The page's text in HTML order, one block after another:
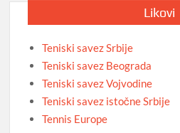
Likovi
Teniski savez Srbije
Teniski savez Beograda
Teniski savez Vojvodine
Teniski savez istočne Srbije
Tennis Europe